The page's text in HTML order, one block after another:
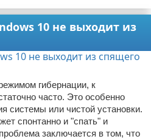
10 не выходит из
гибернации, к
часто. Это особенно
системы или чистой установки.
спонтанно и "спать" и
заключается в том, что